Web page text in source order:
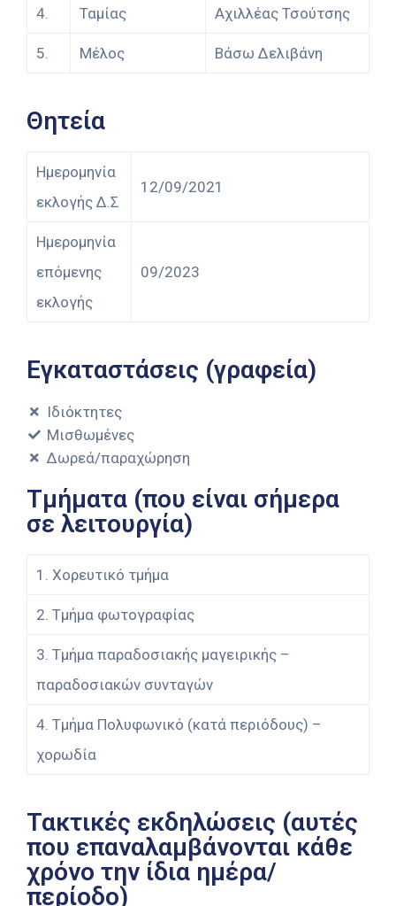
4. Ταμίας Αχιλλέας Τσούτσης
5. Μέλος Βάσω Δελιβάνη
Θητεία
Ημερομηνία
εκλογής Δ.Σ
12/09/2021
Ημερομηνία
επόμενης
εκλογής
09/2023
Εγκαταστάσεις (γραφεία)
Ιδιόκτητες
Μισθωμένες
Δωρεά/παραχώρηση
Τμήματα (που είναι σήμερα
σε λειτουργία)
1. Χορευτικό τμήμα
2. Τμήμα φωτογραφίας
3. Τμήμα παραδοσιακής μαγειρικής –
παραδοσιακών συνταγών
4. Τμήμα Πολυφωνικό (κατά περιόδους) –
χορωδία
Τακτικές εκδηλώσεις (αυτές
που επαναλαμβάνονται κάθε
χρόνο την ίδια ημέρα/
περίοδο)